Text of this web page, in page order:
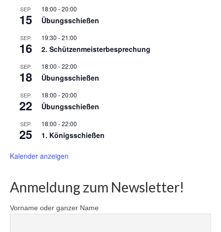
SEP.
15
18:00 -20:00
Übungsschießen
SEP.
16
19:30 -21:00
2. Schützenmeisterbesprechung
SEP.
18
18:00 -22:00
Übungsschießen
SEP.
22
18:00 -20:00
Übungsschießen
SEP.
25
18:00 -22:00
1. Königsschießen
Kalender anzeigen
Anmeldung zum Newsletter!
Vorname oder ganzer Name